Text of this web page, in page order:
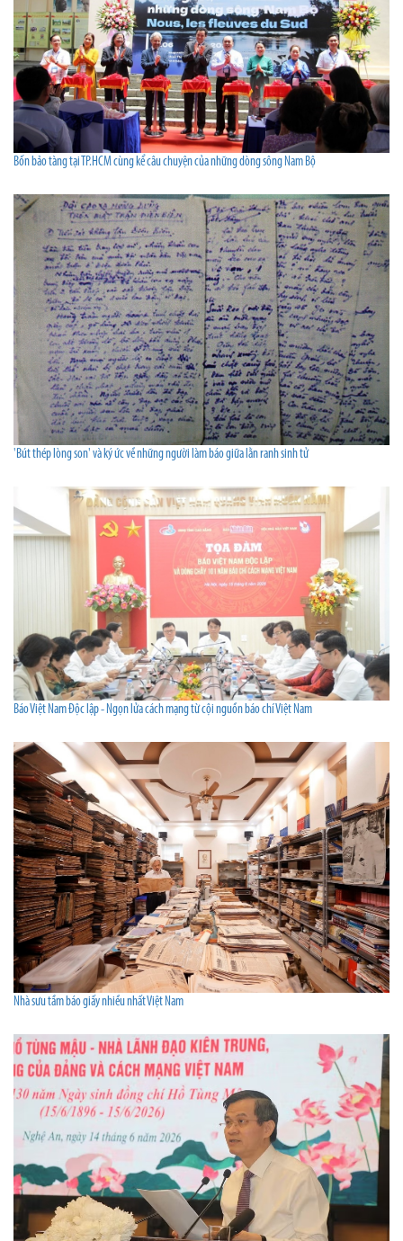
Bốn bảo tàng tại TP.HCM cùng kể câu chuyện của những dòng sông Nam Bộ
'Bút thép lòng son' và ký ức về những người làm báo giữa lằn ranh sinh tử
Báo Việt Nam Độc lập - Ngọn lửa cách mạng từ cội nguồn báo chí Việt Nam
Nhà sưu tầm báo giấy nhiều nhất Việt Nam